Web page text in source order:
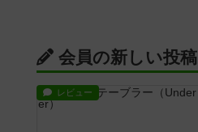
会員の新しい投稿
レビュー